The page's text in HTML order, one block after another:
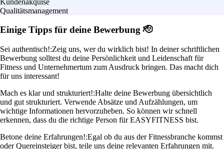
Qualitätsmanagement
Einige Tipps für deine Bewerbung 🫡
Sei authentisch!:Zeig uns, wer du wirklich bist! In deiner schriftlichen
Bewerbung solltest du deine Persönlichkeit und Leidenschaft für
Fitness und Unternehmertum zum Ausdruck bringen. Das macht dich
für uns interessant!
Mach es klar und strukturiert!:Halte deine Bewerbung übersichtlich
und gut strukturiert. Verwende Absätze und Aufzählungen, um
wichtige Informationen hervorzuheben. So können wir schnell
erkennen, dass du die richtige Person für EASYFITNESS bist.
Betone deine Erfahrungen!:Egal ob du aus der Fitnessbranche kommst
oder Quereinsteiger bist, teile uns deine relevanten Erfahrungen mit.